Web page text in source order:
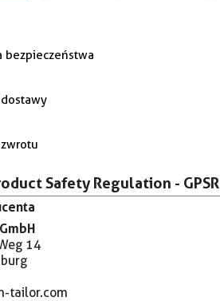
bezpieczeństwa
Safety Regulation - GPSR
14
tailor.com